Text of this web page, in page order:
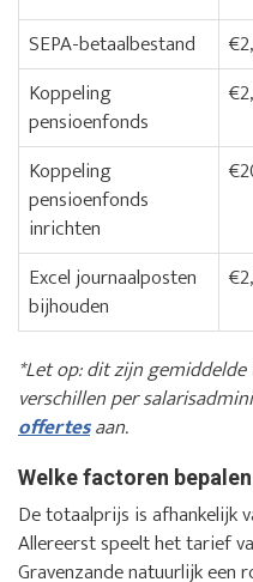
SEPA-betaalbestand
Koppeling
pensioenfonds
Koppeling
pensioenfonds
inrichten
Excel journaalposten
bijhouden
*Let op: dit zijn
verschillen per
offertesaan.
Welke factoren
De totaalprijs is afhankelijk
Allereerst speelt het tarief
Gravenzande natuurlijk een